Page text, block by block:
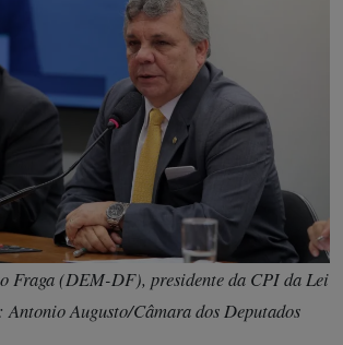
Fraga (DEM-DF), presidente da CPI da Lei
Antonio Augusto/Câmara dos Deputados